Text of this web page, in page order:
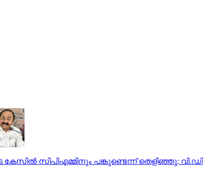
സിപിഎമ്മിനും പങ്കുണ്ടെന്ന് തെളിഞ്ഞു;